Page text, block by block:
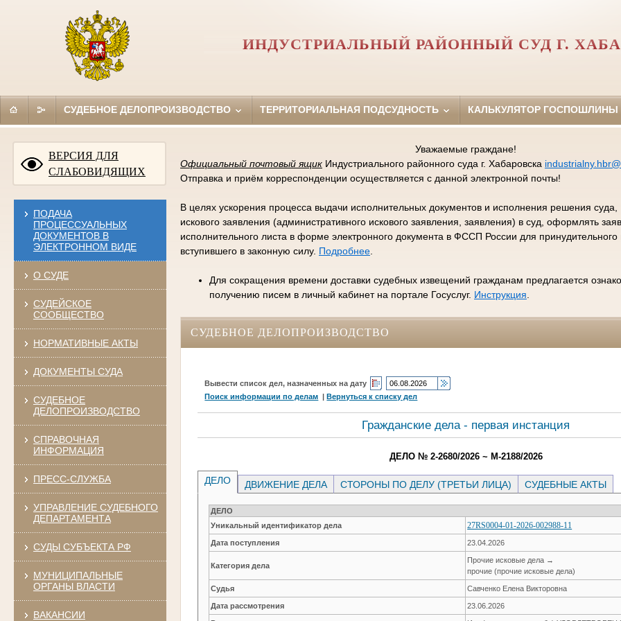
ИНДУСТРИАЛЬНЫЙ РАЙОННЫЙ СУД Г.
СУДЕБНОЕ ДЕЛОПРОИЗВОДСТВО ТЕРРИТОРИАЛЬНАЯ ПОДСУДНОСТЬ КАЛЬКУЛЯТОР ГОСПОШЛИНЫ
ВЕРСИЯ ДЛЯ
СЛАБОВИДЯЩИХ
ПОДАЧА
ПРОЦЕССУАЛЬНЫХ
ДОКУМЕНТОВ В
ЭЛЕКТРОННОМ ВИДЕ
О СУДЕ
СУДЕЙСКОЕ
СООБЩЕСТВО
НОРМАТИВНЫЕ АКТЫ
ДОКУМЕНТЫ СУДА
СУДЕБНОЕ
ДЕЛОПРОИЗВОДСТВО
СПРАВОЧНАЯ
ИНФОРМАЦИЯ
ПРЕСС-СЛУЖБА
УПРАВЛЕНИЕ СУДЕБНОГО
ДЕПАРТАМЕНТА
СУДЫ СУБЪЕКТА РФ
МУНИЦИПАЛЬНЫЕ
ОРГАНЫ ВЛАСТИ
ВАКАНСИИ
Уважаемые граждане!
Официальный почтовый ящикИндустриального районного суда г. Хабаровска
Отправка и приём корреспонденции осуществляется с данной электронной почты!
В целях ускорения процесса выдачи исполнительных документов и исполнения решения
искового заявления (административного искового заявления, заявления) в суд, оформлять
исполнительного листа в форме электронного документа в ФССП России для
вступившего в законную силу. Подробнее.
Для сокращения времени доставки судебных извещений гражданам предлагается
получению писем в личный кабинет на портале Госуслуг. Инструкция
СУДЕБНОЕ ДЕЛОПРОИЗВОДСТВО
Вывести список дел, назначенных на дату
Поиск информации по делам |Вернуться к списку дел
Гражданские дела - первая инстанция
ДЕЛО № 2-2680/2026 ~ М-2188/2026
ДЕЛО ДВИЖЕНИЕ ДЕЛА СТОРОНЫ ПО ДЕЛУ (ТРЕТЬИ ЛИЦА) СУДЕБНЫЕ АКТЫ
ДЕЛО
Уникальный идентификатор дела
27RS0004-01-2026-002988-11
Дата поступления 23.04.2026
Категория дела
Прочие исковые дела →
прочие (прочие исковые дела)
Судья Савченко Елена Викторовна
Дата рассмотрения 23.06.2026